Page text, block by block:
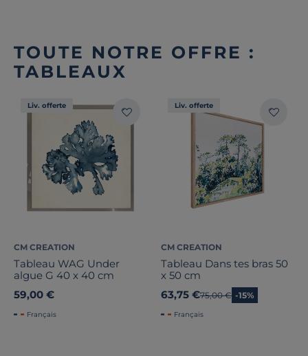
TOUTE NOTRE OFFRE :
TABLEAUX
Liv. offerte
CM CREATION
Tableau WAG Under
algue G 40 x 40 cm
59,00 €
Français
Liv. offerte
CM CREATION
Tableau Dans tes bras 50
x 50 cm
63,75 €Ancien prix
75,00 € -15%
Français